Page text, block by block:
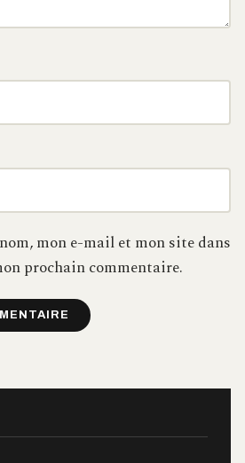
mon e-mail et mon site dans
prochain commentaire.